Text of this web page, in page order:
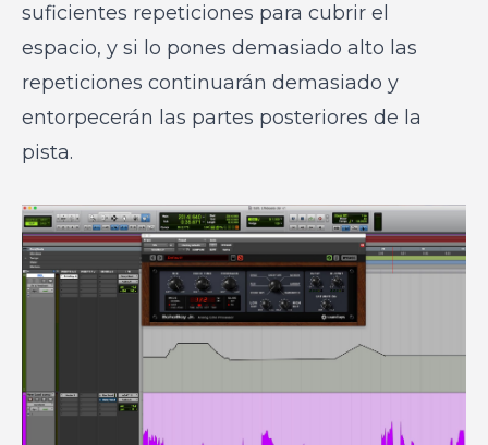
suficientes repeticiones para cubrir el
espacio, y si lo pones demasiado alto las
repeticiones continuarán demasiado y
entorpecerán las partes posteriores de la
pista.